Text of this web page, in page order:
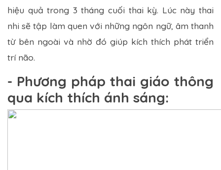
hiệu quả trong 3 tháng cuối thai kỳ. Lúc này thai
nhi sẽ tập làm quen với những ngôn ngữ, âm thanh
từ bên ngoài và nhờ đó giúp kích thích phát triển
trí não.
- Phương pháp thai giáo thông
qua kích thích ánh sáng: